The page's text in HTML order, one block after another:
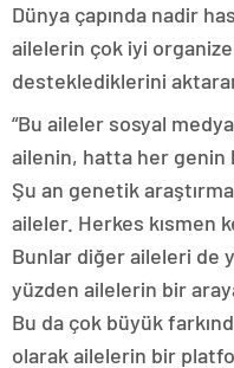
Dünya çapında nadir
ailelerin çok iyi
desteklediklerini
“Bu aileler sosyal
ailenin, hatta her genin
Şu an genetik
aileler. Herkes kısmen
Bunlar diğer aileleri de
yüzden ailelerin bir
Bu da çok büyük
olarak ailelerin bir